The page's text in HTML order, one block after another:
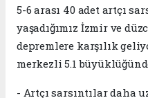
5-6 arası 40 adet artçı
yaşadığımız İzmir ve
depremlere karşılık
merkezli 5.1
- Artçı sarsıntılar daha